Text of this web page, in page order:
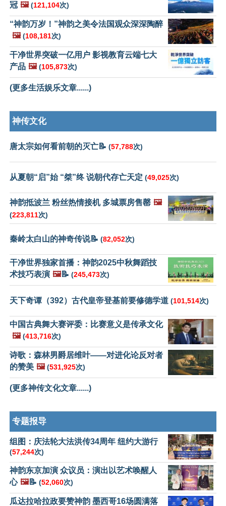
冠 🖼️ (121,104次)
“神韵万岁！”神韵之美令法国观众深深陶醉
🖼️ (108,181次)
干净世界突破一亿用户 影视教育云端七大
产品 🖼️ (105,873次)
(更多生活娱乐文章......)
神传文化
唐太宗如何看前朝的灭亡📝 (57,788次)
从夏朝“启”始 “桀”终 说朝代存亡天定 (49,025次)
神韵抵波兰 粉丝热情接机 多城票房售罄 🖼️
(223,811次)
秦岭太白山的神奇传说📝 (82,052次)
干净世界独家首播：神韵2025中秋舞蹈技
术技巧表演 🖼️📝 (245,473次)
天下奇谭（392）古代皇帝登基前要修德学道 (101,514次)
中国古典舞大赛评委：比赛意义是传承文化
🖼️ (413,716次)
诗歌：森林男爵居维叶——对进化论反对者
的赞美 🖼️ (531,925次)
(更多神传文化文章......)
专题报导
组图：庆法轮大法洪传34周年 纽约大游行
(57,244次)
神韵东京加演 众议员：演出以艺术唤醒人
心 🖼️📝 (52,060次)
瓜达拉哈拉政要赞神韵 墨西哥16场圆满落